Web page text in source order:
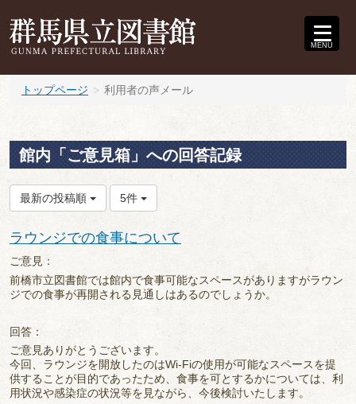
MENU
トップページ 利用者の声メール
館内「ご意見箱」への回答記録
最新の投稿順 5件
ラウンジでの食事について
ご意見：
前橋市立図書館では館内で食事可能なスペースがありますがラウン
ジでの食事が再開される見通しはあるのでしょうか。
回答：
ご意見ありがとうございます。
今回、ラウンジを開放したのはWi-Fiの使用が可能なスペースを提
供することが目的であったため、食事を可とするかについては、利
用状況や感染症の状況等を見ながら、今後検討いたします。